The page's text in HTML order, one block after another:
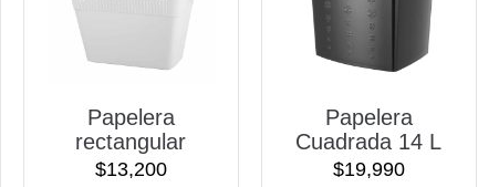
Papelera
rectangular
$13,200
Papelera
Cuadrada 14 L
$19,990